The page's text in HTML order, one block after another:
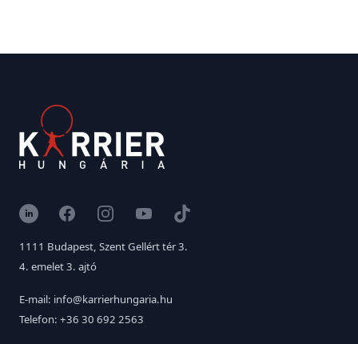
LinkedInFacebookInstagramYouTubeTikTok
1111 Budapest, Szent Gellért tér 3.
4. emelet 3. ajtó
E-mail: info@karrierhungaria.hu
Telefon: +36 30 692 2563